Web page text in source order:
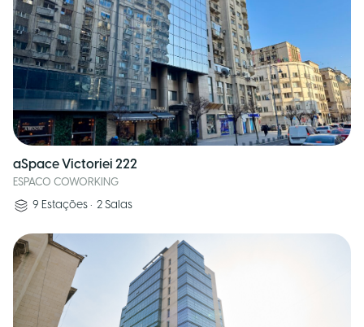
aSpace Victoriei 222
ESPACO COWORKING
9 Estações • 2 Salas